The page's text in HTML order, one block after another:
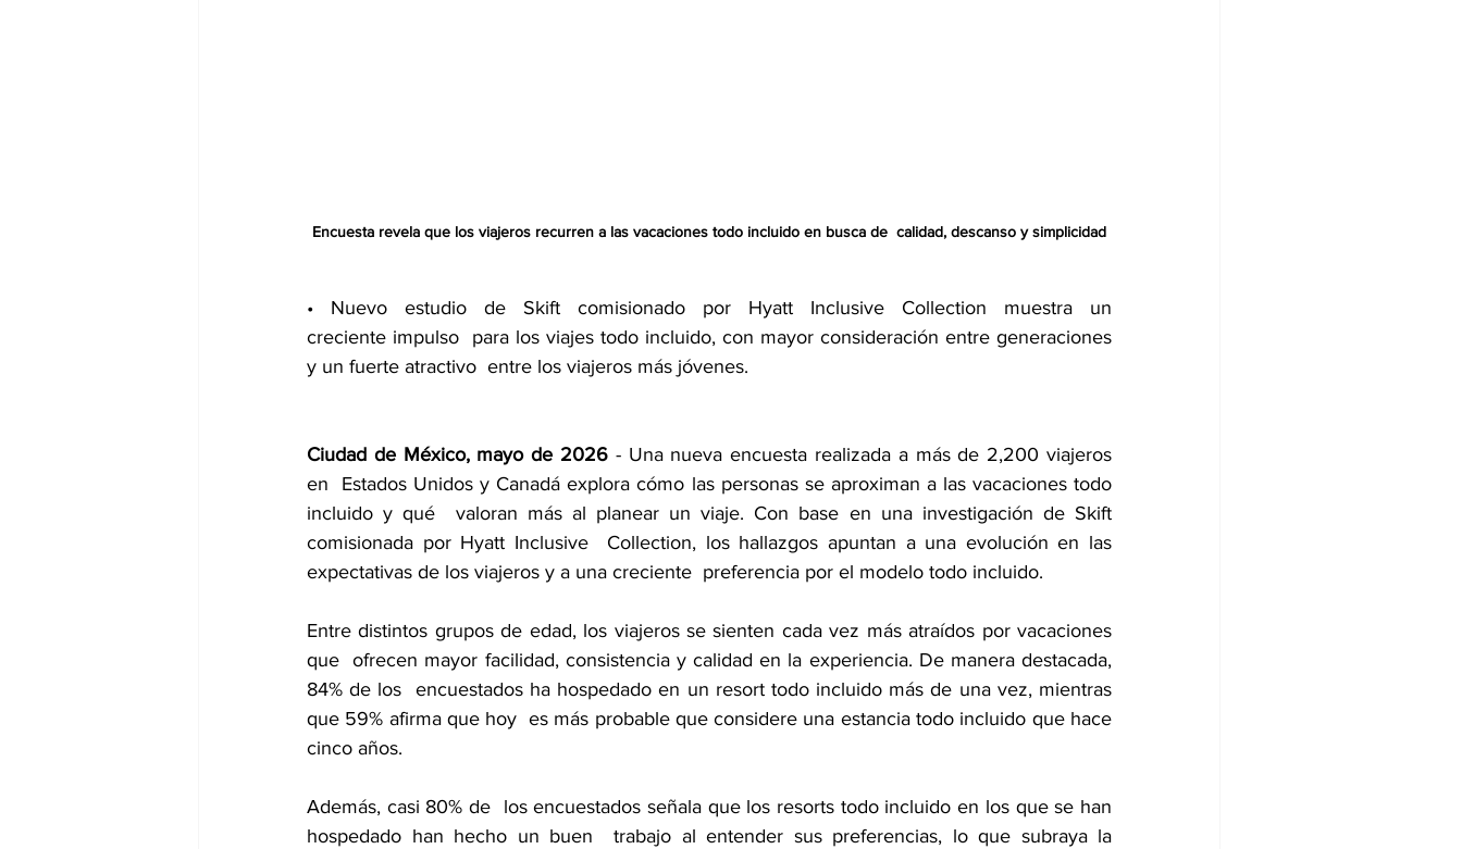
Encuesta revela que los viajeros recurren a las vacaciones todo incluido en busca de  calidad, descanso y simplicidad
• Nuevo estudio de Skift comisionado por Hyatt Inclusive Collection muestra un
creciente impulso  para los viajes todo incluido, con mayor consideración entre generaciones
y un fuerte atractivo  entre los viajeros más jóvenes.
Ciudad de México, mayo de 2026 - Una nueva encuesta realizada a más de 2,200 viajeros
en  Estados Unidos y Canadá explora cómo las personas se aproximan a las vacaciones todo
incluido y qué  valoran más al planear un viaje. Con base en una investigación de Skift
comisionada por Hyatt Inclusive  Collection, los hallazgos apuntan a una evolución en las
expectativas de los viajeros y a una creciente  preferencia por el modelo todo incluido.
Entre distintos grupos de edad, los viajeros se sienten cada vez más atraídos por vacaciones
que  ofrecen mayor facilidad, consistencia y calidad en la experiencia. De manera destacada,
84% de los  encuestados ha hospedado en un resort todo incluido más de una vez, mientras
que 59% afirma que hoy  es más probable que considere una estancia todo incluido que hace
cinco años.
Además, casi 80% de  los encuestados señala que los resorts todo incluido en los que se han
hospedado han hecho un buen  trabajo al entender sus preferencias, lo que subraya la